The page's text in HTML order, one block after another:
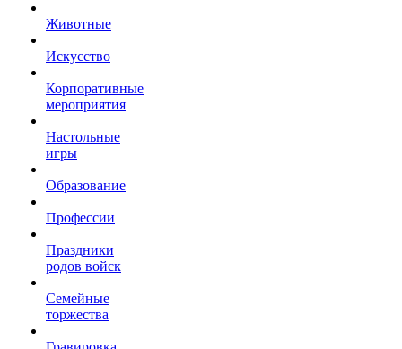
Животные
Искусство
Корпоративные
мероприятия
Настольные
игры
Образование
Профессии
Праздники
родов войск
Семейные
торжества